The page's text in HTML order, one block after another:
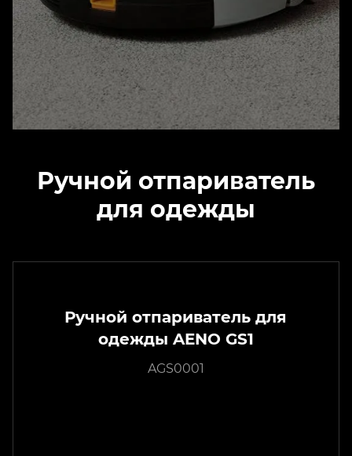
Ручной отпариватель
для одежды
Ручной отпариватель для
одежды AENO GS1
AGS0001